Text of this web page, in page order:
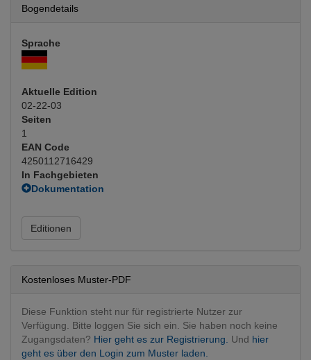
Bogendetails
Sprache
Aktuelle Edition
02-22-03
Seiten
1
EAN Code
4250112716429
In Fachgebieten
Dokumentation
Organisation
Krankenhausorganisation und −dokumentation
Editionen
Kostenloses Muster-PDF
Diese Funktion steht nur für registrierte Nutzer zur
Verfügung. Bitte loggen Sie sich ein. Sie haben noch keine
Zugangsdaten? Hier geht es zur Registrierung. Und hier
geht es über den Login zum Muster laden.